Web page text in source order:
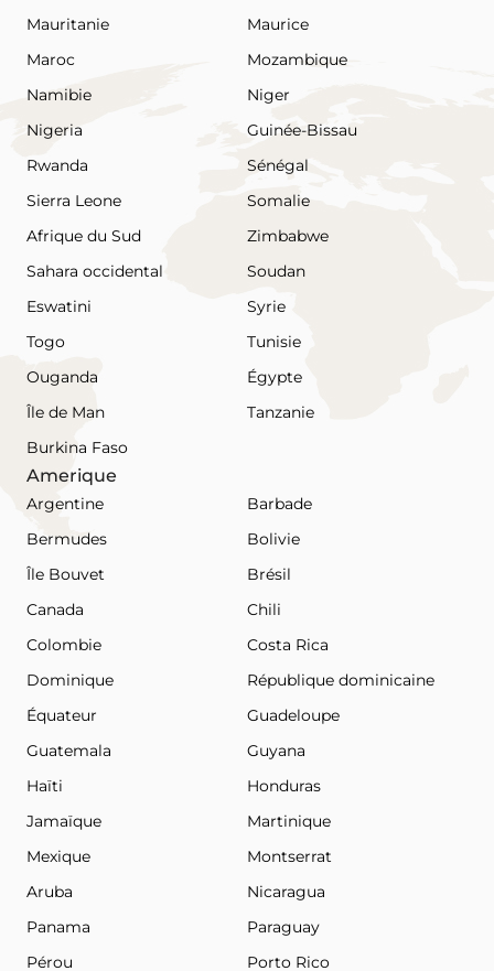
Mauritanie
Maurice
Maroc
Mozambique
Namibie
Niger
Nigeria
Guinée-Bissau
Rwanda
Sénégal
Sierra Leone
Somalie
Afrique du Sud
Zimbabwe
Sahara occidental
Soudan
Eswatini
Syrie
Togo
Tunisie
Ouganda
Égypte
Île de Man
Tanzanie
Burkina Faso
Amerique
Argentine
Barbade
Bermudes
Bolivie
Île Bouvet
Brésil
Canada
Chili
Colombie
Costa Rica
Dominique
République dominicaine
Équateur
Guadeloupe
Guatemala
Guyana
Haïti
Honduras
Jamaïque
Martinique
Mexique
Montserrat
Aruba
Nicaragua
Panama
Paraguay
Pérou
Porto Rico